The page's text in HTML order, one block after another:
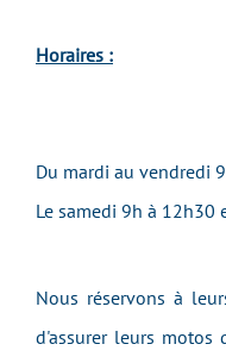
Horaires :
Du mardi au vendredi
Le samedi 9h à 12h30
Nous réservons à
d'assurer leurs motos